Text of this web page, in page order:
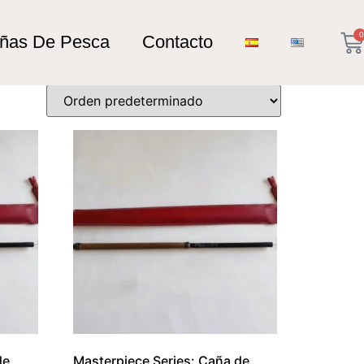
De Pesca Contacto 0
Masterpiece Series: Caña de